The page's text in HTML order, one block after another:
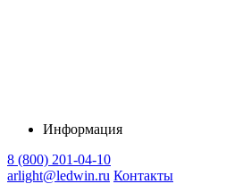
Информация
8 (800) 201-04-10
arlight@ledwin.ru Контакты